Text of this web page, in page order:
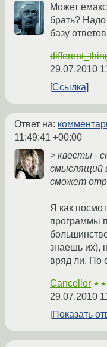
Может
брать?
базу
29.07.2010
Ссылка
Ответ на:
11:49:41 +00:00
> квесты -
смыслящий
сможет
Я как
программы
знаешь их),
вряд ли. По
Cancellor
29.07.2010
Показать